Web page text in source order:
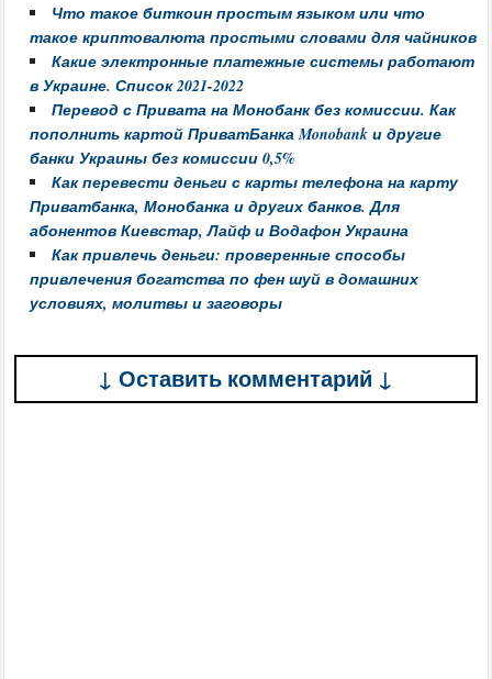
Что такое биткоин простым языком или что
такое криптовалюта простыми словами для чайников
Какие электронные платежные системы работают
в Украине. Список 2021-2022
Перевод с Привата на Монобанк без комиссии. Как
пополнить картой ПриватБанка Monobank и другие
банки Украины без комиссии 0,5%
Как перевести деньги с карты телефона на карту
Приватбанка, Монобанка и других банков. Для
абонентов Киевстар, Лайф и Водафон Украина
Как привлечь деньги: проверенные способы
привлечения богатства по фен шуй в домашних
условиях, молитвы и заговоры
↓ Оставить комментарий ↓